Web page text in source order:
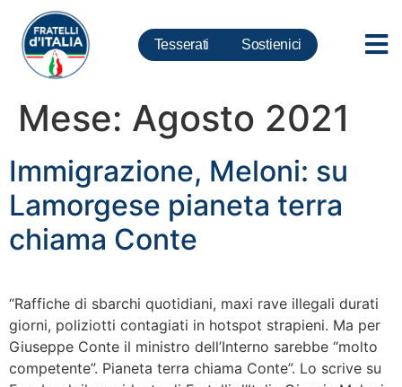
Tesserati Sostienici
Mese: Agosto 2021
Immigrazione, Meloni: su
Lamorgese pianeta terra
chiama Conte
“Raffiche di sbarchi quotidiani, maxi rave illegali durati
giorni, poliziotti contagiati in hotspot strapieni. Ma per
Giuseppe Conte il ministro dell’Interno sarebbe “molto
competente”. Pianeta terra chiama Conte”. Lo scrive su